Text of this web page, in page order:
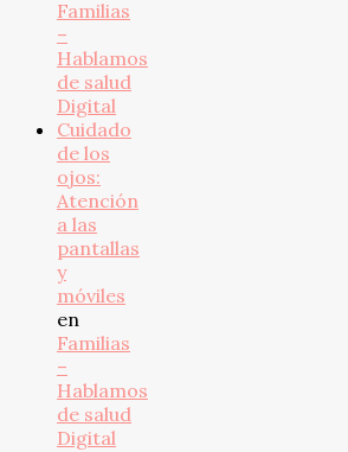
Familias
–
Hablamos
de salud
Digital
Cuidado
de los
ojos:
Atención
a las
pantallas
y
móviles
en
Familias
–
Hablamos
de salud
Digital